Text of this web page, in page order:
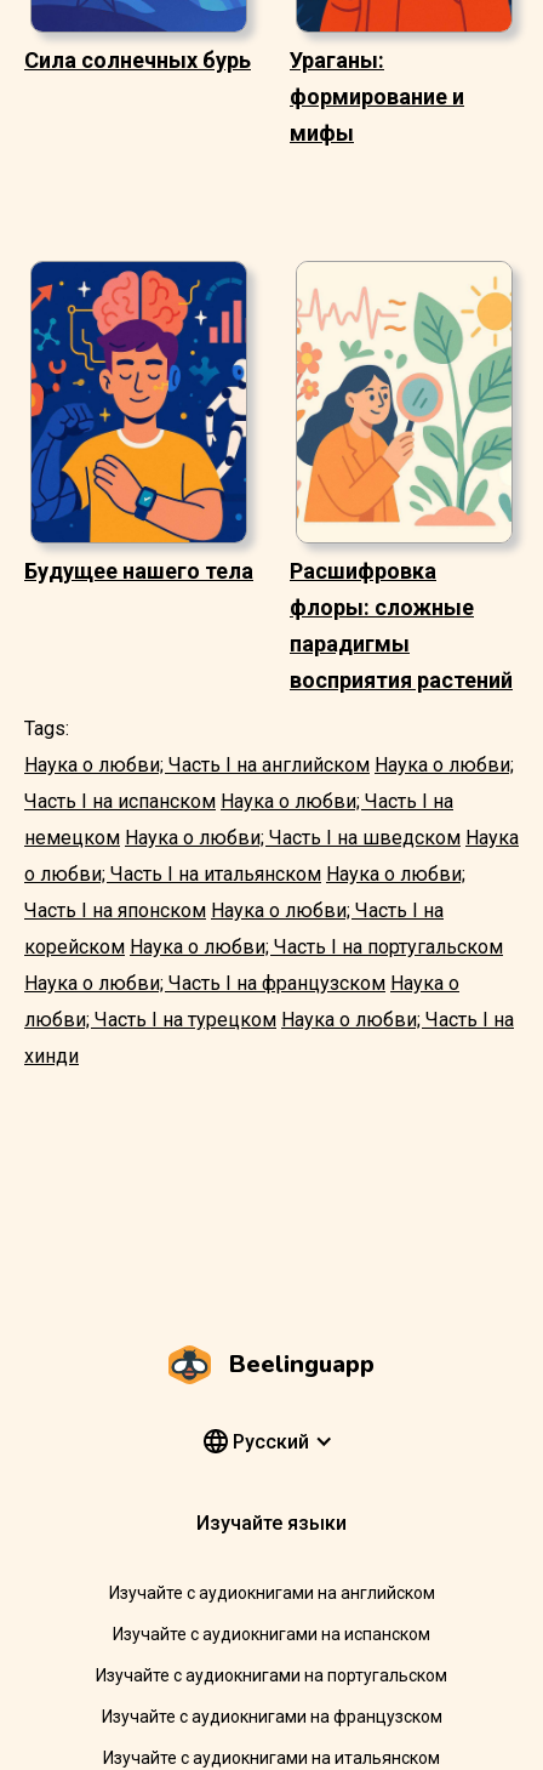
Сила солнечных бурь
Ураганы:
формирование и
мифы
Будущее нашего тела
Расшифровка
флоры: сложные
парадигмы
восприятия растений
Tags:
Наука о любви; Часть I на английском Наука о любви;
Часть I на испанском Наука о любви; Часть I на
немецком Наука о любви; Часть I на шведском Наука
о любви; Часть I на итальянском Наука о любви;
Часть I на японском Наука о любви; Часть I на
корейском Наука о любви; Часть I на португальском
Наука о любви; Часть I на французском Наука о
любви; Часть I на турецком Наука о любви; Часть I на
хинди
Beelinguapp
Pусский
Изучайте языки
Изучайте с аудиокнигами на английском
Изучайте с аудиокнигами на испанском
Изучайте с аудиокнигами на португальском
Изучайте с аудиокнигами на французском
Изучайте с аудиокнигами на итальянском